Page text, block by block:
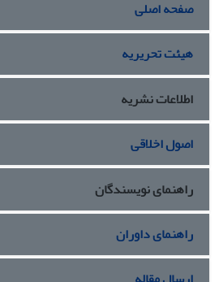
ناشی از مدرنیته می‌باشد، رشد و
ابزاری با خود بروکراسی، ارتش و
نتیجه آن، در عین رهایی‌بخش بودن،
افتاد که در نهایت، انفال محصول
صفحه اصلی
هیئت تحریریه
اطلاعات نشریه
اصول اخلاقی
راهنمای نویسندگان
راهنمای داوران